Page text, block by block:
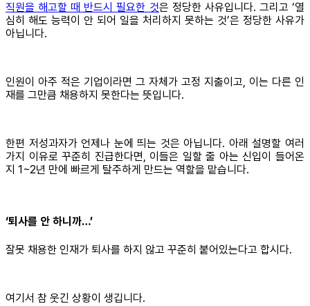
직원을 해고할 때 반드시 필요한 것은 정당한 사유입니다. 그리고 ‘열
심히 해도 능력이 안 되어 일을 처리하지 못하는 것’은 정당한 사유가
아닙니다.
인원이 아주 적은 기업이라면 그 자체가 고정 지출이고, 이는 다른 인
재를 그만큼 채용하지 못한다는 뜻입니다.
한편 저성과자가 언제나 눈에 띄는 것은 아닙니다. 아래 설명할 여러
가지 이유로 꾸준히 진급한다면, 이들은 일할 줄 아는 신입이 들어온
지 1~2년 만에 빠르게 탈주하게 만드는 역할을 맡습니다.
‘퇴사를 안 하니까…’
잘못 채용한 인재가 퇴사를 하지 않고 꾸준히 붙어있는다고 합시다.
여기서 참 웃긴 상황이 생깁니다.